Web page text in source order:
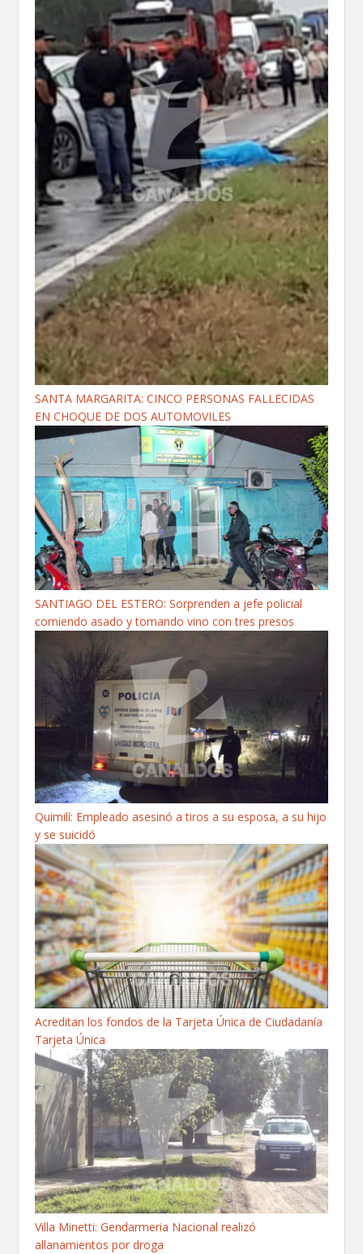
SANTA MARGARITA: CINCO PERSONAS FALLECIDAS
EN CHOQUE DE DOS AUTOMOVILES
SANTIAGO DEL ESTERO: Sorprenden a jefe policial
comiendo asado y tomando vino con tres presos
Quimilí: Empleado asesinó a tiros a su esposa, a su hijo
y se suicidó
Acreditan los fondos de la Tarjeta Única de Ciudadanía
Tarjeta Única
Villa Minetti: Gendarmeria Nacional realizó
allanamientos por droga